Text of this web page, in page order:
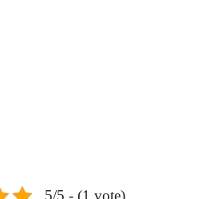
5/5 - (1 vote)